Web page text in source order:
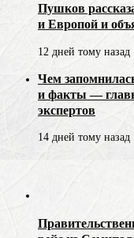
Пушков
и Европой и
12 дней тому назад
Чем
и факты —
экспертов
14 дней тому назад